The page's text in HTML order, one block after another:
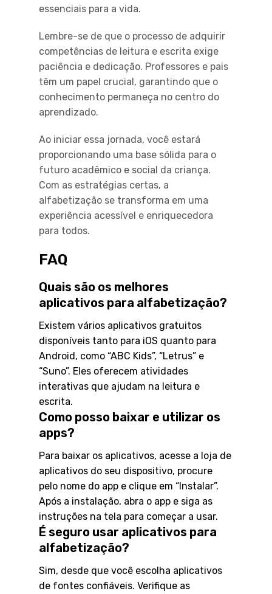
essenciais para a vida.
Lembre-se de que o processo de adquirir
competências de leitura e escrita exige
paciência e dedicação. Professores e pais
têm um papel crucial, garantindo que o
conhecimento permaneça no centro do
aprendizado.
Ao iniciar essa jornada, você estará
proporcionando uma base sólida para o
futuro acadêmico e social da criança.
Com as estratégias certas, a
alfabetização se transforma em uma
experiência acessível e enriquecedora
para todos.
FAQ
Quais são os melhores
aplicativos para alfabetização?
Existem vários aplicativos gratuitos
disponíveis tanto para iOS quanto para
Android, como “ABC Kids”, “Letrus” e
“Suno”. Eles oferecem atividades
interativas que ajudam na leitura e
escrita.
Como posso baixar e utilizar os
apps?
Para baixar os aplicativos, acesse a loja de
aplicativos do seu dispositivo, procure
pelo nome do app e clique em “Instalar”.
Após a instalação, abra o app e siga as
instruções na tela para começar a usar.
É seguro usar aplicativos para
alfabetização?
Sim, desde que você escolha aplicativos
de fontes confiáveis. Verifique as